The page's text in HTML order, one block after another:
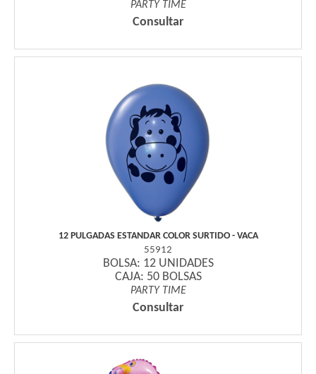
PARTY TIME
Consultar
12 PULGADAS ESTANDAR COLOR SURTIDO - VACA
55912
BOLSA: 12 UNIDADES
CAJA: 50 BOLSAS
PARTY TIME
Consultar